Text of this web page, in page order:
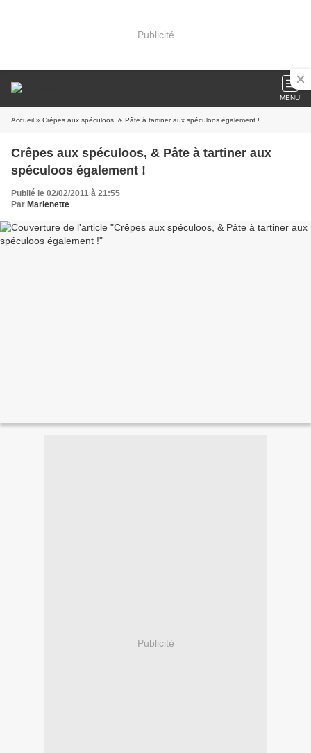
Publicité
MENU
Accueil » Crêpes aux spéculoos, & Pâte à tartiner aux spéculoos également !
Crêpes aux spéculoos, & Pâte à tartiner aux
spéculoos également !
Publié le 02/02/2011 à 21:55
Par Marienette
Publicité